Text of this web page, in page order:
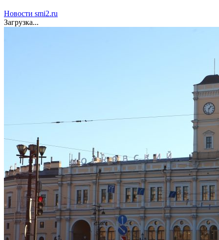
Новости smi2.ru
Загрузка...